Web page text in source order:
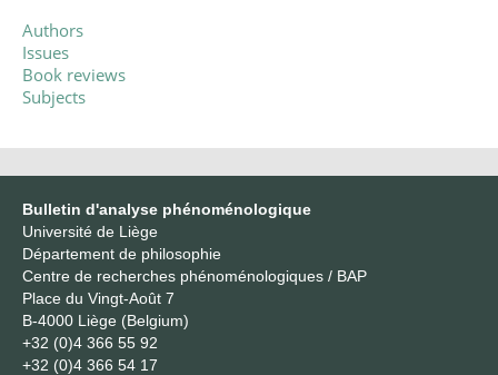
Authors
Issues
Book reviews
Subjects
Bulletin d'analyse phénoménologique
Université de Liège
Département de philosophie
Centre de recherches phénoménologiques / BAP
Place du Vingt-Août 7
B-4000 Liège (Belgium)
+32 (0)4 366 55 92
+32 (0)4 366 54 17